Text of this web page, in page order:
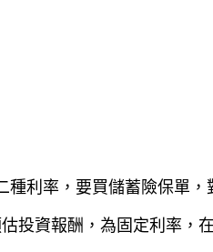
利率，要買儲蓄險保單，
投資報酬，為固定利率，